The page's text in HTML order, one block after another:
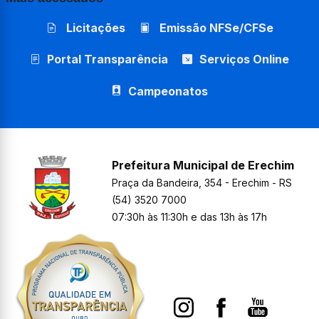
Licitações Emissão NFSe/CFSe
Portal Transparência Serviços Online
Campeonatos
Prefeitura Municipal de Erechim
Praça da Bandeira, 354 - Erechim - RS
(54) 3520 7000
07:30h às 11:30h e das 13h às 17h